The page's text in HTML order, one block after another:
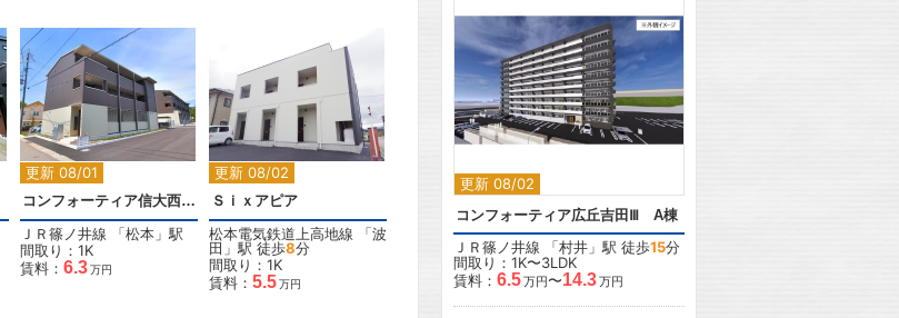
更新 08/01
2
コンフォーティア信大西 A棟
ＪＲ篠ノ井線 「松本 」駅
間取り：1K
賃料： 6.3万円
更新 08/02
2
Ｓｉｘアピア
松本電気鉄道上高地線 「波
田 」駅 徒歩8分
間取り：1K
賃料： 5.5万円
更新 08/02
2 2
コンフォーティア広丘吉田Ⅲ A棟
ＪＲ篠ノ井線 「村井 」駅 徒歩15分
間取り：1K〜3LDK
賃料： 6.5万円〜14.3万円